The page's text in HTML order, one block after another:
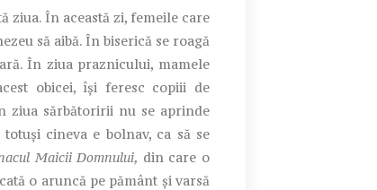
În această zi, femeile care
să aibă. În biserică se roagă
În ziua praznicului, mamele
obicei, își feresc copiii de
ziua sărbătoririi nu se aprinde
cineva e bolnav, ca să se
Maicii Domnului, din care o
o aruncă pe pământ și varsă